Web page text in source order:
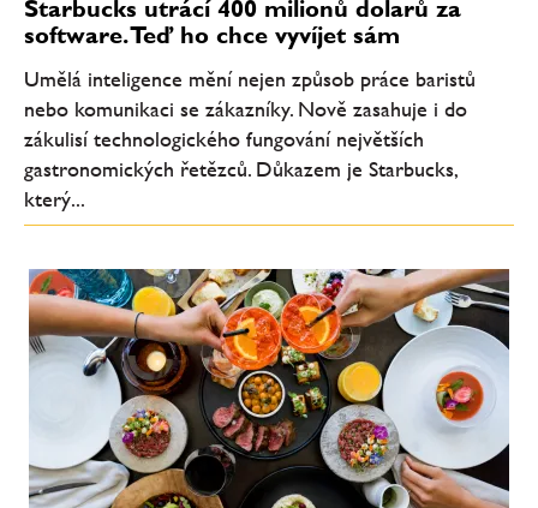
Starbucks utrácí 400 milionů dolarů za
software. Teď ho chce vyvíjet sám
Umělá inteligence mění nejen způsob práce baristů
nebo komunikaci se zákazníky. Nově zasahuje i do
zákulisí technologického fungování největších
gastronomických řetězců. Důkazem je Starbucks,
který...